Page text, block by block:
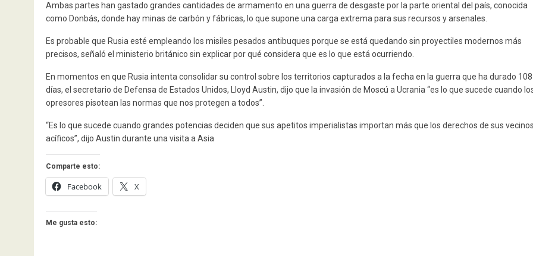
Ambas partes han gastado grandes cantidades de armamento en una guerra de desgaste por la parte oriental del país, conocida
como Donbás, donde hay minas de carbón y fábricas, lo que supone una carga extrema para sus recursos y arsenales.
Es probable que Rusia esté empleando los misiles pesados antibuques porque se está quedando sin proyectiles modernos más
precisos, señaló el ministerio británico sin explicar por qué considera que es lo que está ocurriendo.
En momentos en que Rusia intenta consolidar su control sobre los territorios capturados a la fecha en la guerra que ha durado 108
días, el secretario de Defensa de Estados Unidos, Lloyd Austin, dijo que la invasión de Moscú a Ucrania “es lo que sucede cuando
opresores pisotean las normas que nos protegen a todos”.
“Es lo que sucede cuando grandes potencias deciden que sus apetitos imperialistas importan más que los derechos de sus
acíficos”, dijo Austin durante una visita a Asia
Comparte esto:
Facebook X
Me gusta esto: